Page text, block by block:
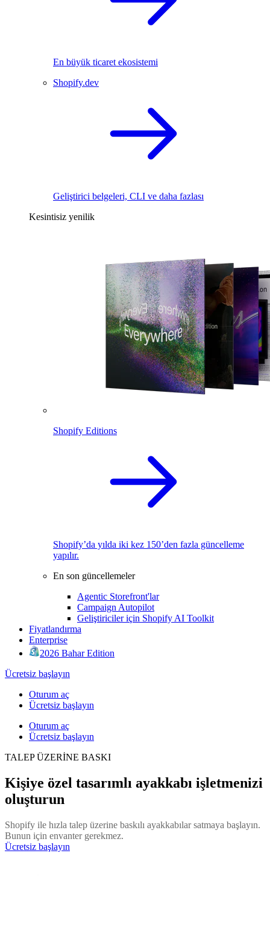
En büyük ticaret ekosistemi
Shopify.dev
Geliştirici belgeleri, CLI ve daha fazlası
Kesintisiz yenilik
Shopify Editions
Shopify’da yılda iki kez 150’den fazla güncelleme
yapılır.
En son güncellemeler
Agentic Storefront'lar
Campaign Autopilot
Geliştiriciler için Shopify AI Toolkit
Fiyatlandırma
Enterprise
2026 Bahar Edition
Ücretsiz başlayın
Oturum aç
Ücretsiz başlayın
Oturum aç
Ücretsiz başlayın
TALEP ÜZERİNE BASKI
Kişiye özel tasarımlı ayakkabı işletmenizi
oluşturun
Shopify ile hızla talep üzerine baskılı ayakkabılar satmaya başlayın.
Bunun için envanter gerekmez.
Ücretsiz başlayın